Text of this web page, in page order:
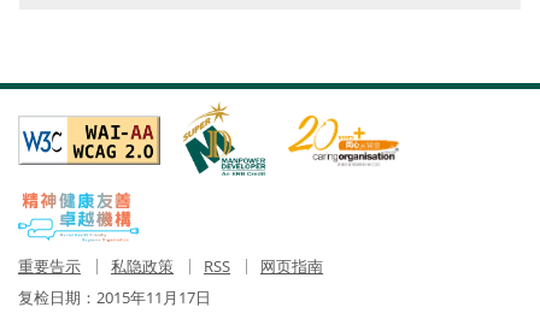
重要告示 私隐政策 RSS
网页指南
复检日期： 2015年11月17日